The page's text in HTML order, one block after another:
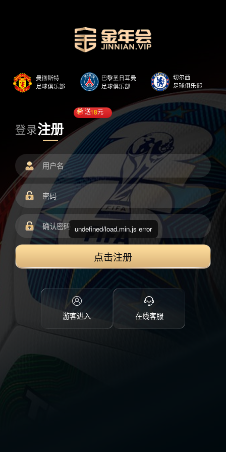
登录注册
送18元
点击注册
游客进入 在线客服
undefined/load.min.js error